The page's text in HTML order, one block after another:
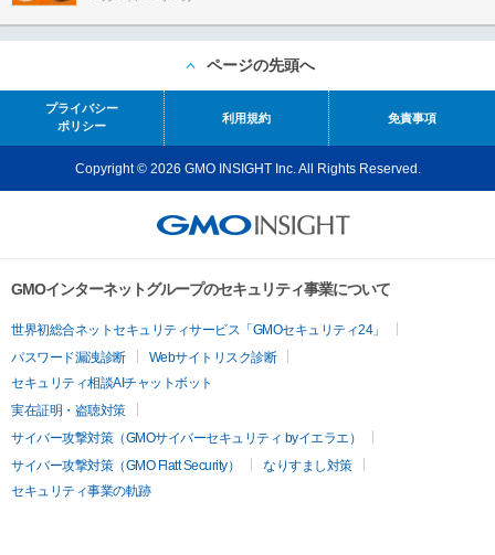
ページの先頭へ
プライバシー
ポリシー
利用規約 免責事項
Copyright © 2026 GMO INSIGHT Inc. All Rights Reserved.
GMOインターネットグループのセキュリティ事業について
世界初総合ネットセキュリティサービス「GMOセキュリティ24」
パスワード漏洩診断
Webサイトリスク診断
セキュリティ相談AIチャットボット
実在証明・盗聴対策
サイバー攻撃対策（GMOサイバーセキュリティ byイエラエ）
サイバー攻撃対策（GMO Flatt Security）
なりすまし対策
セキュリティ事業の軌跡